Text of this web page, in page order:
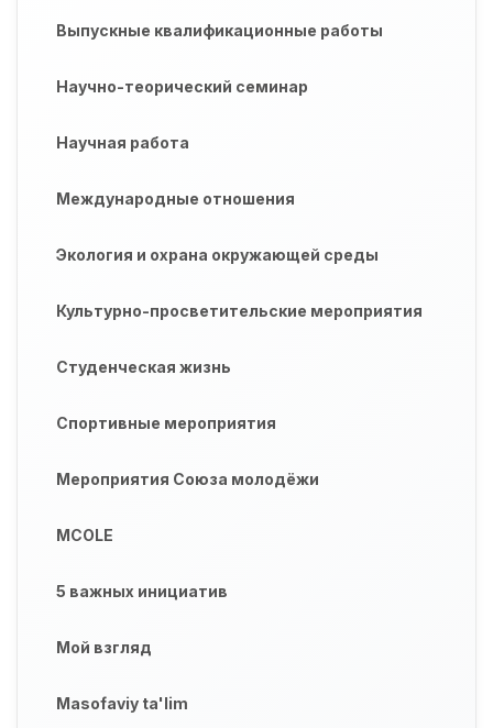
Выпускные квалификационные работы
Научно-теорический семинар
Научная работа
Международные отношения
Экология и охрана окружающей среды
Культурно-просветительские мероприятия
Студенческая жизнь
Спортивные мероприятия
Мероприятия Союза молодёжи
MCOLE
5 важных инициатив
Мой взгляд
Masofaviy ta'lim